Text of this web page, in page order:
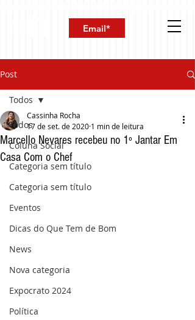
Post
Todos
Coluna Social
Categoria sem título
Categoria sem título
Eventos
Dicas do Que Tem de Bom
News
Nova categoria
Expocrato 2024
Política
Todos
Marcello Nevares recebeu no 1º Jantar Em
Casa Com o Chef
Cassinha Rocha
17 de set. de 2020 1 min de leitura